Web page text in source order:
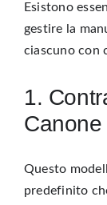
Esistono
gestire la
ciascuno con
1.
Questo
predefinito